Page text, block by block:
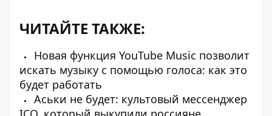
ЧИТАЙТЕ ТАКЖЕ:
Новая функция YouTube Music позволит
искать музыку с помощью голоса: как это
будет работать
Аськи не будет: культовый мессенджер